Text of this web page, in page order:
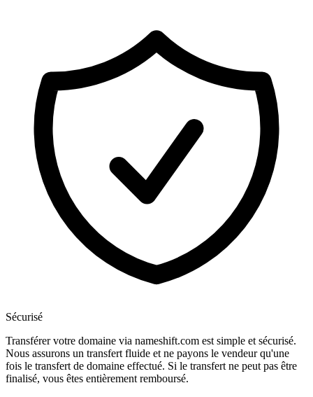
Sécurisé
Transférer votre domaine via nameshift.com est simple et sécurisé.
Nous assurons un transfert fluide et ne payons le vendeur qu'une
fois le transfert de domaine effectué. Si le transfert ne peut pas être
finalisé, vous êtes entièrement remboursé.